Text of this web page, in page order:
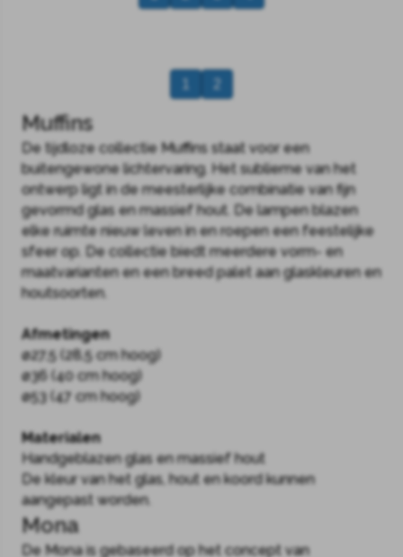
Muffins
De tijdloze collectie Muffins staat voor een
buitengewone lichtervaring. Het sublieme van het
ontwerp ligt in de meesterlijke combinatie van fijn
gevormd glas en massief hout. De lampen blazen
elke ruimte nieuw leven in en roepen een feestelijke
sfeer op. De collectie biedt meerdere vorm- en
maatvarianten en een breed palet aan glaskleuren en
houtsoorten.
Afmetingen
ø27,5 (28,5 cm hoog)
ø36 (40 cm hoog)
ø53 (47 cm hoog)
Materialen
Handgeblazen glas en massief hout
De kleur van het glas, hout en koord kunnen
aangepast worden.
Mona
De Mona is gebaseerd op het concept van